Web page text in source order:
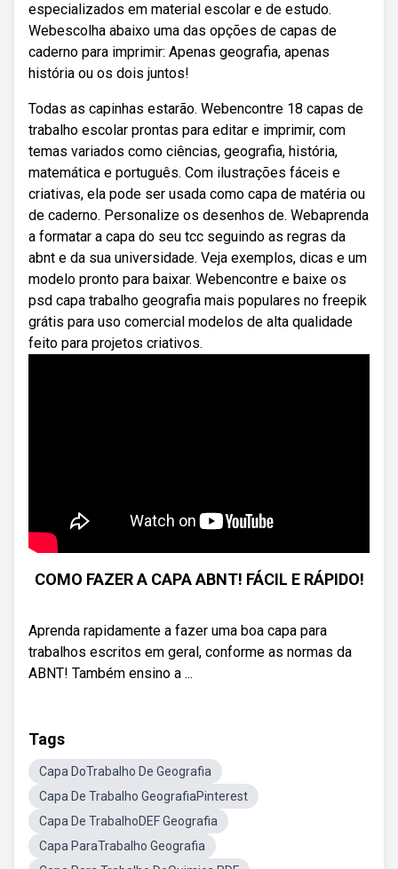
especializados em material escolar e de estudo.
Webescolha abaixo uma das opções de capas de
caderno para imprimir: Apenas geografia, apenas
história ou os dois juntos!
Todas as capinhas estarão. Webencontre 18 capas de
trabalho escolar prontas para editar e imprimir, com
temas variados como ciências, geografia, história,
matemática e português. Com ilustrações fáceis e
criativas, ela pode ser usada como capa de matéria ou
de caderno. Personalize os desenhos de. Webaprenda
a formatar a capa do seu tcc seguindo as regras da
abnt e da sua universidade. Veja exemplos, dicas e um
modelo pronto para baixar. Webencontre e baixe os
psd capa trabalho geografia mais populares no freepik
grátis para uso comercial modelos de alta qualidade
feito para projetos criativos.
COMO FAZER A CAPA ABNT! FÁCIL E RÁPIDO!
Aprenda rapidamente a fazer uma boa capa para
trabalhos escritos em geral, conforme as normas da
ABNT! Também ensino a ...
Tags
Capa DoTrabalho De Geografia
Capa De Trabalho GeografiaPinterest
Capa De TrabalhoDEF Geografia
Capa ParaTrabalho Geografia